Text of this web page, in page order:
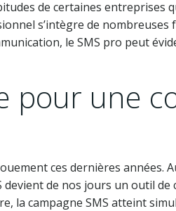
de certaines entreprises
s’intègre de nombreuses
le SMS pro peut
pour une
ces dernières années.
devient de nos jours un outil
la campagne SMS atteint